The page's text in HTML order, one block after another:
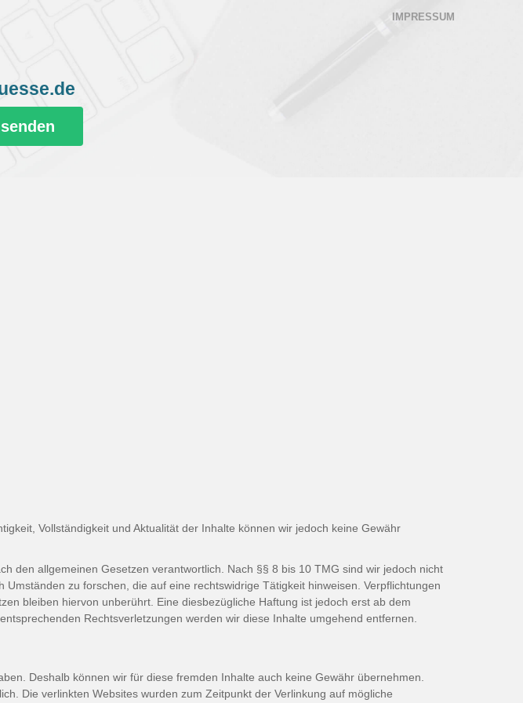
IMPRESSUM
Vollständigkeit und Aktualität der Inhalte können wir jedoch keine Gewähr
den allgemeinen Gesetzen verantwortlich. Nach §§ 8 bis 10 TMG sind wir jedoch nicht
zu forschen, die auf eine rechtswidrige Tätigkeit hinweisen. Verpflichtungen
bleiben hiervon unberührt. Eine diesbezügliche Haftung ist jedoch erst ab dem
Rechtsverletzungen werden wir diese Inhalte umgehend entfernen.
Deshalb können wir für diese fremden Inhalte auch keine Gewähr übernehmen.
Die verlinkten Websites wurden zum Zeitpunkt der Verlinkung auf mögliche